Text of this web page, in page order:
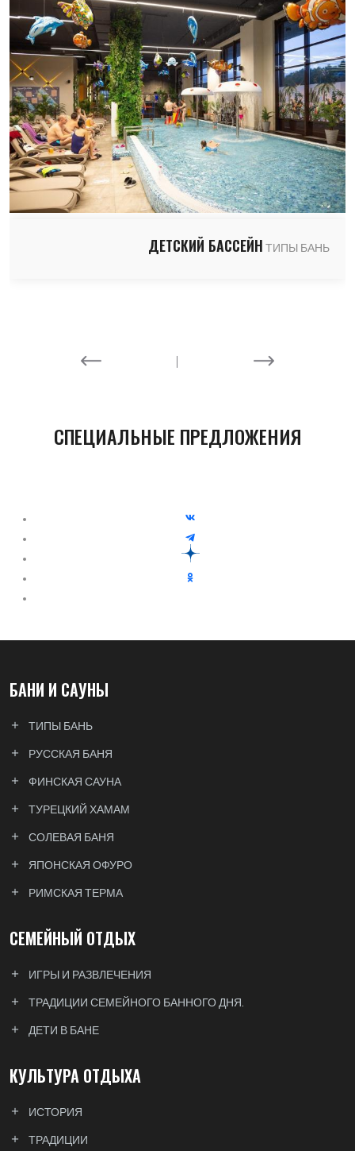
ТИПЫ БАНЬ
ДЕТСКИЙ БАССЕЙН
СПЕЦИАЛЬНЫЕ ПРЕДЛОЖЕНИЯ
БАНИ И САУНЫ
ТИПЫ БАНЬ
РУССКАЯ БАНЯ
ФИНСКАЯ САУНА
ТУРЕЦКИЙ ХАМАМ
СОЛЕВАЯ БАНЯ
ЯПОНСКАЯ ОФУРО
РИМСКАЯ ТЕРМА
СЕМЕЙНЫЙ ОТДЫХ
ИГРЫ И РАЗВЛЕЧЕНИЯ
ТРАДИЦИИ СЕМЕЙНОГО БАННОГО ДНЯ.
ДЕТИ В БАНЕ
КУЛЬТУРА ОТДЫХА
ИСТОРИЯ
ТРАДИЦИИ